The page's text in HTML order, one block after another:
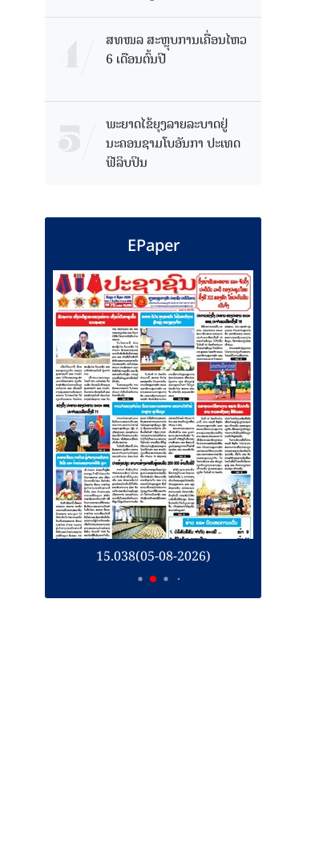
ສທໜລ ສະຫຼຸບການເຄື່ອນໄຫວ
6 ເດືອນຕົ້ນປີ
ພະຍາດໄຂ້ຍຸງລາຍລະບາດຢູ່
ນະຄອນຊາມໂບ​ອັນກາ ປະເທດ
ຟີລິບປິນ
EPaper
15.038(05-08-2026)